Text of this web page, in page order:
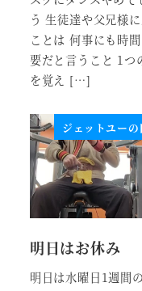
う 生徒達や父兄様
ことは 何事にも時
要だと言うこと 1つ
を覚え […]
ジェットユーの
明日はお休み
明日は水曜日1週間